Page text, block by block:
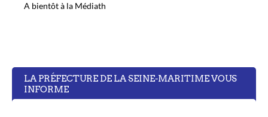
A bientôt à la Médiath
LA PRÉFECTURE DE LA SEINE-MARITIME VOUS
INFORME